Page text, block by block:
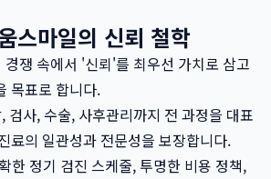
스마일의 신뢰 철학
경쟁 속에서 '신뢰'를 최우선 가치로 삼고
목표로 합니다.
검사, 수술, 사후관리까지 전 과정을 대표
료의 일관성과 전문성을 보장합니다.
한 정기 검진 스케줄, 투명한 비용 정책,